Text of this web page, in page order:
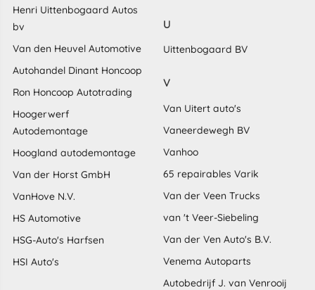
Henri Uittenbogaard Autos
bv
Van den Heuvel Automotive
Autohandel Dinant Honcoop
Ron Honcoop Autotrading
Hoogerwerf
Autodemontage
Hoogland autodemontage
Van der Horst GmbH
VanHove N.V.
HS Automotive
HSG-Auto's Harfsen
HSI Auto's
U
Uittenbogaard BV
V
Van Uitert auto's
Vaneerdewegh BV
Vanhoo
65 repairables Varik
Van der Veen Trucks
van 't Veer-Siebeling
Van der Ven Auto's B.V.
Venema Autoparts
Autobedrijf J. van Venrooij